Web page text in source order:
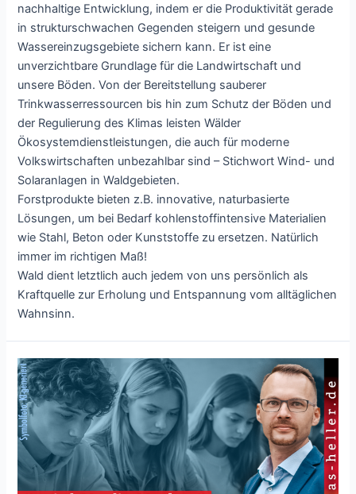
nachhaltige Entwicklung, indem er die Produktivität gerade
in strukturschwachen Gegenden steigern und gesunde
Wassereinzugsgebiete sichern kann. Er ist eine
unverzichtbare Grundlage für die Landwirtschaft und
unsere Böden. Von der Bereitstellung sauberer
Trinkwasserressourcen bis hin zum Schutz der Böden und
der Regulierung des Klimas leisten Wälder
Ökosystemdienstleistungen, die auch für moderne
Volkswirtschaften unbezahlbar sind – Stichwort Wind- und
Solaranlagen in Waldgebieten.
Forstprodukte bieten z.B. innovative, naturbasierte
Lösungen, um bei Bedarf kohlenstoffintensive Materialien
wie Stahl, Beton oder Kunststoffe zu ersetzen. Natürlich
immer im richtigen Maß!
Wald dient letztlich auch jedem von uns persönlich als
Kraftquelle zur Erholung und Entspannung vom alltäglichen
Wahnsinn.